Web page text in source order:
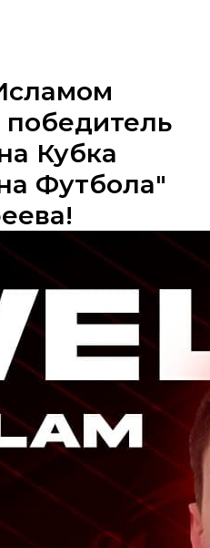
Кубка
Футбола"